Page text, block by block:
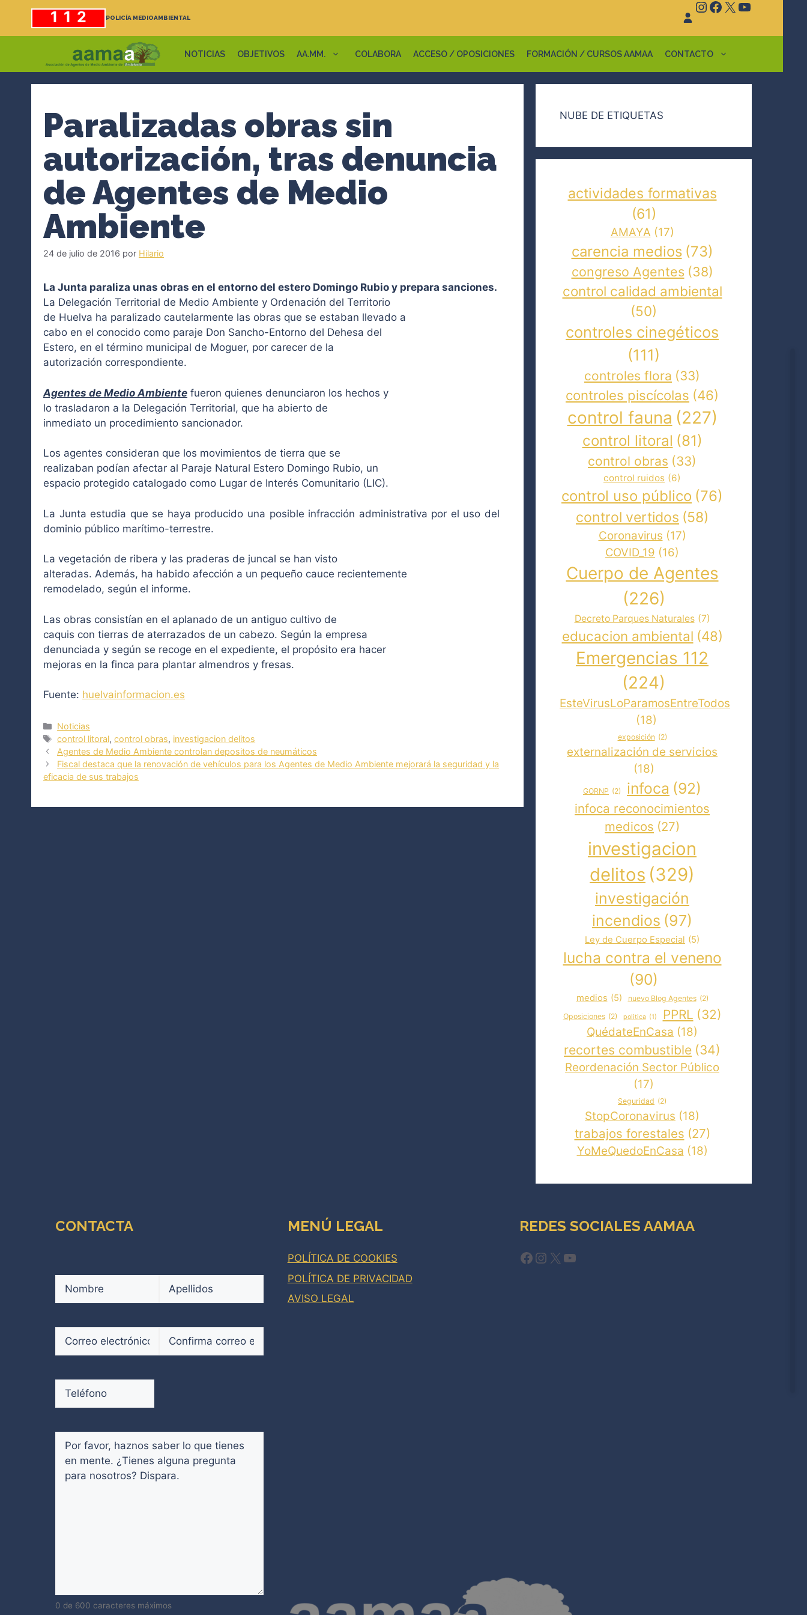
contenido
112 POLICÍA MEDIOAMBIENTAL
Instagram
Facebook
X YouTube
NOTICIAS OBJETIVOS AA.MM. COLABORA ACCESO / OPOSICIONES FORMACIÓN / CURSOS AAMAA CONTACTO
Paralizadas obras sin
autorización, tras denuncia
de Agentes de Medio
Ambiente
24 de julio de 2016 por Hilario
La Junta paraliza unas obras en el entorno del estero Domingo Rubio y prepara sanciones.
La Delegación Territorial de Medio Ambiente y Ordenación del Territorio
de Huelva ha paralizado cautelarmente las obras que se estaban llevado a
cabo en el conocido como paraje Don Sancho-Entorno del Dehesa del
Estero, en el término municipal de Moguer, por carecer de la
autorización correspondiente.
Agentes de Medio Ambiente fueron quienes denunciaron los hechos y
lo trasladaron a la Delegación Territorial, que ha abierto de
inmediato un procedimiento sancionador.
Los agentes consideran que los movimientos de tierra que se
realizaban podían afectar al Paraje Natural Estero Domingo Rubio, un
espacio protegido catalogado como Lugar de Interés Comunitario (LIC).
La Junta estudia que se haya producido una posible infracción administrativa por el uso del
dominio público marítimo-terrestre.
La vegetación de ribera y las praderas de juncal se han visto
alteradas. Además, ha habido afección a un pequeño cauce recientemente
remodelado, según el informe.
Las obras consistían en el aplanado de un antiguo cultivo de
caquis con tierras de aterrazados de un cabezo. Según la empresa
denunciada y según se recoge en el expediente, el propósito era hacer
mejoras en la finca para plantar almendros y fresas.
Fuente: huelvainformacion.es
Categorías
Noticias
Etiquetas
control litoral,control obras, investigacion delitos
Agentes de Medio Ambiente controlan depositos de neumáticos
Fiscal destaca que la renovación de vehículos para los Agentes de Medio Ambiente mejorará la seguridad y la
eficacia de sus trabajos
NUBE DE ETIQUETAS
actividades formativas
(61)
AMAYA (17)
carencia medios (73)
congreso Agentes (38)
control calidad ambiental
(50)
controles cinegéticos
(111)
controles flora (33)
controles piscícolas (46)
control fauna (227)
control litoral (81)
control obras (33)
control ruidos (6)
control uso público (76)
control vertidos (58)
Coronavirus (17)
COVID_19 (16)
Cuerpo de Agentes
(226)
Decreto Parques Naturales (7)
educacion ambiental (48)
Emergencias 112
(224)
EsteVirusLoParamosEntreTodos
(18)
exposición (2)
externalización de servicios
(18)
GORNP (2) infoca (92)
infoca reconocimientos
medicos (27)
investigacion
delitos (329)
investigación
incendios (97)
Ley de Cuerpo Especial (5)
lucha contra el veneno
(90)
medios (5) nuevo Blog Agentes (2)
Oposiciones (2) politica (1) PPRL (32)
QuédateEnCasa (18)
recortes combustible (34)
Reordenación Sector Público
(17)
Seguridad (2)
StopCoronavirus (18)
trabajos forestales (27)
YoMeQuedoEnCasa (18)
CONTACTA
Nombre
Correo
electrónico
(Obligatorio)
un
email
Teléfono
Comentarios (Obligatorio)
0 de 600 caracteres máximos
MENÚ LEGAL
POLÍTICA DE COOKIES
POLÍTICA DE PRIVACIDAD
AVISO LEGAL
REDES SOCIALES AAMAA
Facebook
Instagram
X YouTube